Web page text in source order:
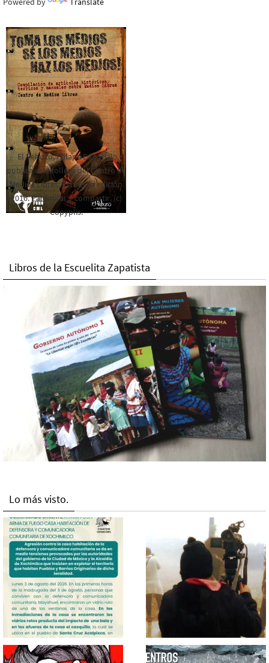
El Rebozo, Palapa Editorial,
publica este folleto del Centro de
Medios Libres. Esta es la edición
2016. Para rolar y compartir. (c)
Copyplis.
Libros de la Escuelita Zapatista
Lo más visto.